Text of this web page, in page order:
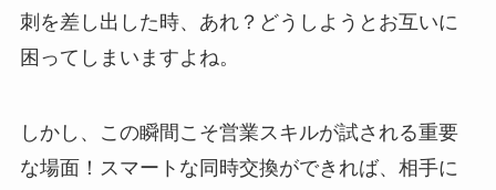
刺を差し出した時、あれ？どうしようとお互いに
困ってしまいますよね。
しかし、この瞬間こそ営業スキルが試される重要
な場面！スマートな同時交換ができれば、相手に